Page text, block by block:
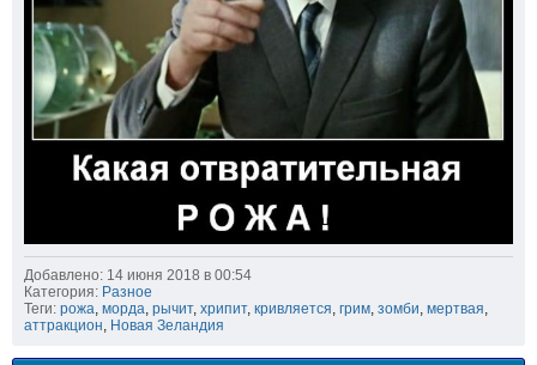
Добавлено: 14 июня 2018 в 00:54
Категория: Разное
Теги: рожа морда рычит, хрипит, кривляется грим зомби мертвая
аттракцион Новая Зеландия